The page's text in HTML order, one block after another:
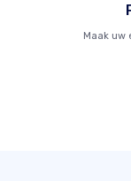
Maak uw